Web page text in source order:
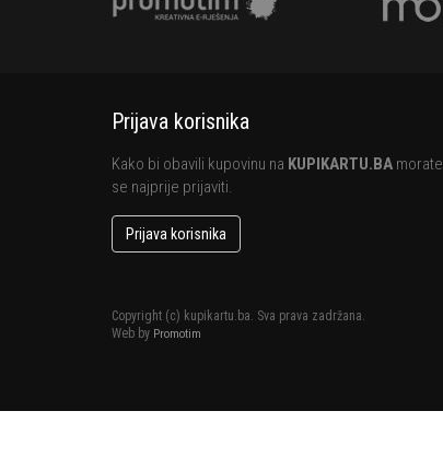
Prijava korisnika
Kako bi obavili kupovinu na KUPIKARTU.BA morate
se najprije prijaviti.
Prijava korisnika
Copyright (c) kupikartu.ba. Sva prava zadržana.
Web by Promotim